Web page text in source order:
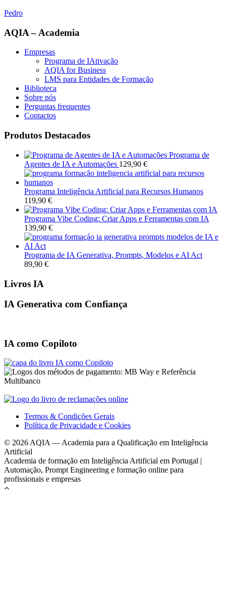
Pedro
AQIA – Academia
Empresas
Programa de IAtivação
AQIA for Business
LMS para Entidades de Formação
Biblioteca
Sobre nós
Perguntas frequentes
Contactos
Produtos Destacados
Programa de
Agentes de IA e Automações 129,90 €
Programa Inteligência Artificial para Recursos Humanos
119,90 €
Programa Vibe Coding: Criar Apps e Ferramentas com IA
139,90 €
Programa de IA Generativa, Prompts, Modelos e AI Act
89,90 €
Livros IA
IA Generativa com Confiança
IA como Copiloto
Termos & Condições Gerais
Política de Privacidade e Cookies
© 2026 AQIA — Academia para a Qualificação em Inteligência
Artificial
Academia de formação em Inteligência Artificial em Portugal |
Automação, Prompt Engineering e formação online para
profissionais e empresas